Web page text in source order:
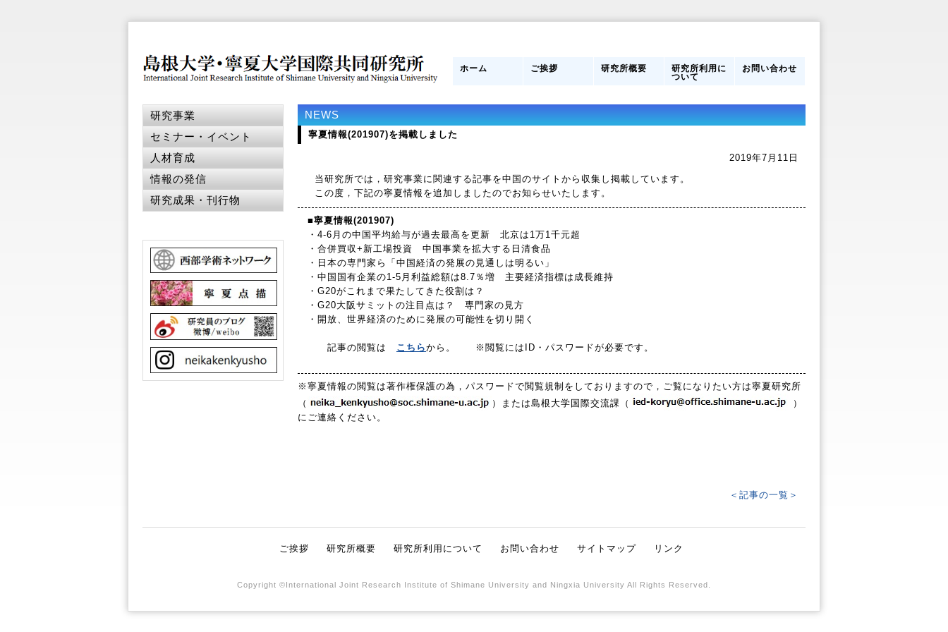
ホーム ご挨拶 研究所概要
み
研究所利用に
ついて
ついて
お問い合わせ
NEWS
寧夏情報(201907)を掲載しました
2019年7月11日
当研究所では，研究事業に関連する記事を中国のサイトから収集し掲載しています。
この度，下記の寧夏情報を追加しましたのでお知らせいたします。
■寧夏情報(201907)
・4-6月の中国平均給与が過去最高を更新 北京は1万1千元超
・合併買収+新工場投資 中国事業を拡大する日清食品
・日本の専門家ら「中国経済の発展の見通しは明るい」
・中国国有企業の1-5月利益総額は8.7％増 主要経済指標は成長維持
・G20がこれまで果たしてきた役割は？
・G20大阪サミットの注目点は？ 専門家の見方
・開放、世界経済のために発展の可能性を切り開く
記事の閲覧は こちらから。 ※閲覧にはID・パスワードが必要です。
※寧夏情報の閲覧は著作権保護の為，パスワードで閲覧規制をしておりますので，ご覧になりたい方は寧夏研究所
（
）または島根大学国際交流課（
）
にご連絡ください。
＜記事の一覧＞
研究事業
セミナー・イベント
人材育成
情報の発信
研究成果・刊行物
ご挨拶 研究所概要 研究所利用について お問い合わせ サイトマップ リンク
Copyright ©International Joint Research Institute of Shimane University and Ningxia University All Rights Reserved.